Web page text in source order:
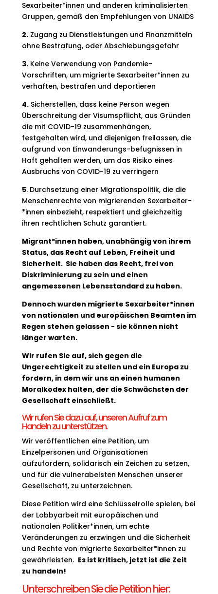
Sexarbeiter*innen und anderen kriminalisierten
Gruppen, gemäß den Empfehlungen von UNAIDS
2.Zugang zu Dienstleistungen und Finanzmitteln
ohne Bestrafung, oder Abschiebungsgefahr
3.Keine Verwendung von Pandemie-
Vorschriften, um migrierte Sexarbeiter*innen zu
verhaften, bestrafen und deportieren
4.Sicherstellen, dass keine Person wegen
Überschreitung der Visumspflicht, aus Gründen
die mit COVID-19 zusammenhängen,
festgehalten wird, und diejenigen freilassen, die
aufgrund von Einwanderungs-befugnissen in
Haft gehalten werden, um das Risiko eines
Ausbruchs von COVID-19 zu verringern
5. Durchsetzung einer Migrationspolitik, die die
Menschenrechte von migrierenden Sexarbeiter-
*innen einbezieht, respektiert und gleichzeitig
ihren rechtlichen Schutz garantiert.
Migrant*innen haben, unabhängig von ihrem
Status, das Recht auf Leben, Freiheit und
Sicherheit. Sie haben das Recht, frei von
Diskriminierung zu sein und einen
angemessenen Lebensstandard zu haben.
Dennoch wurden migrierte Sexarbeiter*innen
von nationalen und europäischen Beamten im
Regen stehen gelassen - sie können nicht
länger warten.
Wir rufen Sie auf, sich gegen die
Ungerechtigkeit zu stellen und ein Europa zu
fordern, in dem wir uns an einen humanen
Moralkodex halten, der die Schwächsten der
Gesellschaft einschließt.
Wir rufen Sie dazu auf, unseren Aufruf zum
Handeln zu unterstützen.
Wir veröffentlichen eine Petition, um
Einzelpersonen und Organisationen
aufzufordern, solidarisch ein Zeichen zu setzen,
und für die vulnerabelsten Menschen unserer
Gesellschaft, zu unterzeichnen.
Diese Petition wird eine Schlüsselrolle spielen, bei
der Lobbyarbeit mit europäischen und
nationalen Politiker*innen, um echte
Veränderungen zu erzwingen und die Sicherheit
und Rechte von migrierte Sexarbeiter*innen zu
gewährleisten. Es ist kritisch, jetzt ist die Zeit
zu handeln!
Unterschreiben Sie die Petition hier: